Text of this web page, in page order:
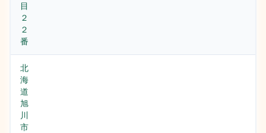
目
２
２
番
北
海
道
旭
川
市